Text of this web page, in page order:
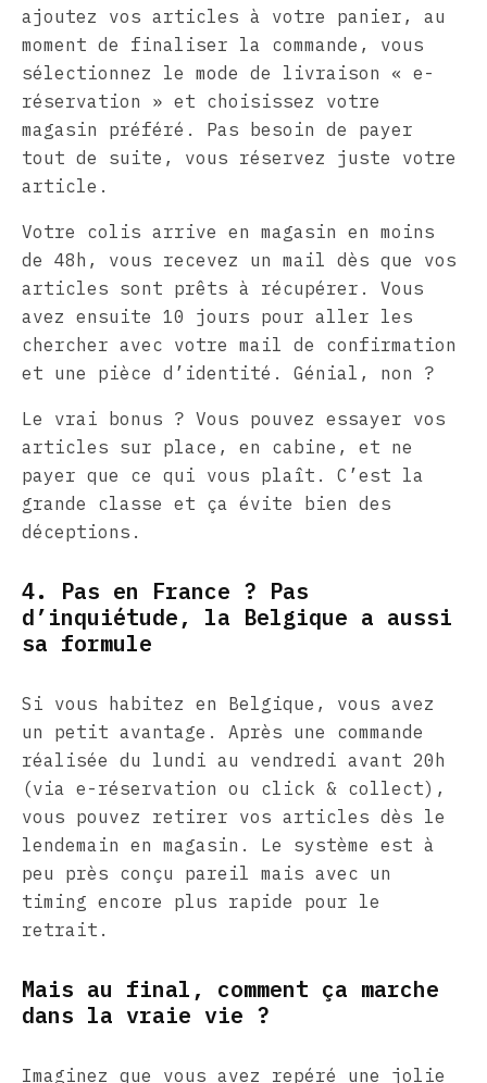
ajoutez vos articles à votre panier, au
moment de finaliser la commande, vous
sélectionnez le mode de livraison « e-
réservation » et choisissez votre
magasin préféré. Pas besoin de payer
tout de suite, vous réservez juste votre
article.
Votre colis arrive en magasin en moins
de 48h, vous recevez un mail dès que vos
articles sont prêts à récupérer. Vous
avez ensuite 10 jours pour aller les
chercher avec votre mail de confirmation
et une pièce d’identité. Génial, non ?
Le vrai bonus ? Vous pouvez essayer vos
articles sur place, en cabine, et ne
payer que ce qui vous plaît. C’est la
grande classe et ça évite bien des
déceptions.
4. Pas en France ? Pas
d’inquiétude, la Belgique a aussi
sa formule
Si vous habitez en Belgique, vous avez
un petit avantage. Après une commande
réalisée du lundi au vendredi avant 20h
(via e-réservation ou click & collect),
vous pouvez retirer vos articles dès le
lendemain en magasin. Le système est à
peu près conçu pareil mais avec un
timing encore plus rapide pour le
retrait.
Mais au final, comment ça marche
dans la vraie vie ?
Imaginez que vous avez repéré une jolie